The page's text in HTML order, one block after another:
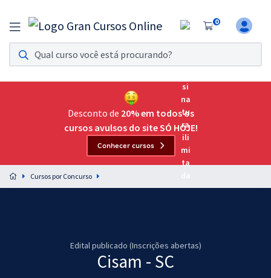
0
Assinatura Ilimitada 11
Acesso a todos os cursos. Teste grátis por 7 dias!
Assinatura OAB Até Passar
Acesso ilimitado a toda preparação para o Exame da
Preparação completa e intensiva para as principais
residências em saúde do Brasil
Desconto de 20% em todos os
cursos avulsos do site SÓ HOJE!
Conhecer cursos
Cursos por Concurso
Edital publicado (Inscrições abertas)
Cisam - SC